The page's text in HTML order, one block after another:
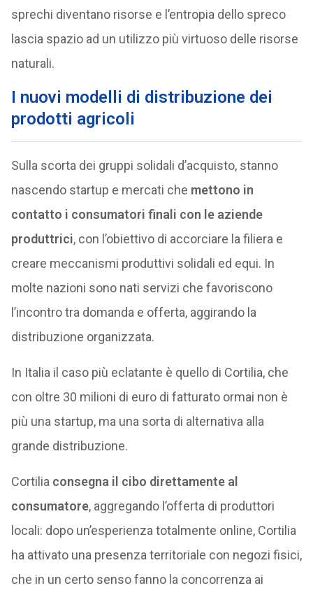
sprechi diventano risorse e l’entropia dello spreco
lascia spazio ad un utilizzo più virtuoso delle risorse
naturali.
I nuovi modelli di distribuzione dei
prodotti agricoli
Sulla scorta dei gruppi solidali d’acquisto, stanno
nascendo startup e mercati che mettono in
contatto i consumatori finali con le aziende
produttrici, con l’obiettivo di accorciare la filiera e
creare meccanismi produttivi solidali ed equi. In
molte nazioni sono nati servizi che favoriscono
l’incontro tra domanda e offerta, aggirando la
distribuzione organizzata.
In Italia il caso più eclatante è quello di Cortilia, che
con oltre 30 milioni di euro di fatturato ormai non è
più una startup, ma una sorta di alternativa alla
grande distribuzione.
Cortilia consegna il cibo direttamente al
consumatore, aggregando l’offerta di produttori
locali: dopo un’esperienza totalmente online, Cortilia
ha attivato una presenza territoriale con negozi fisici,
che in un certo senso fanno la concorrenza ai